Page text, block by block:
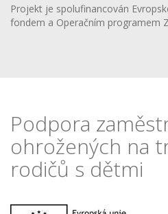
Projekt je spolufinancován
fondem a Operačním programem
Podpora
ohrožených na
rodičů s dětmi